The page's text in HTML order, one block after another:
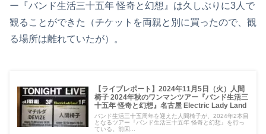
ー『バンド生活三十五年 怪奇と幻想』は久しぶりに3人で
観ることができた（チケットを両親と別に買ったので、観
る場所は離れていたが）。
【ライブレポート】2024年11月5日（火）人間
椅子 2024年秋のワンマンツアー『バンド生活三
十五年 怪奇と幻想』名古屋 Electric Lady Land
バンド生活三十五周年を迎えた人間椅子が、2024年2本目
となるツアー『バンド生活三十五年 怪奇と幻想』を行っ
ている。前回...